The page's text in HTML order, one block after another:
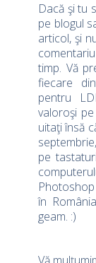
Dacă şi tu
pe blogul
articol, şi
timp. Vă
fiecare
pentru
valoroşi
uitaţi însă
pe
în
geam. :)